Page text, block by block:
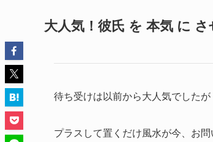
大人気！彼氏 を 本気 に
待ち受けは以前から大人気でしたが
プラスして置くだけ風水が今、お問